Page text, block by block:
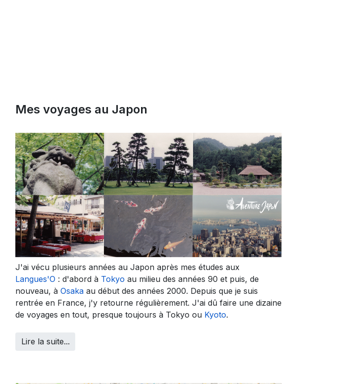
Mes voyages au Japon
J'ai vécu plusieurs années au Japon après mes études aux
Langues'O : d'abord à Tokyo au milieu des années 90 et puis, de
nouveau, à Osaka au début des années 2000. Depuis que je suis
rentrée en France, j'y retourne régulièrement. J'ai dû faire une dizaine
de voyages en tout, presque toujours à Tokyo ou Kyoto.
Lire la suite...